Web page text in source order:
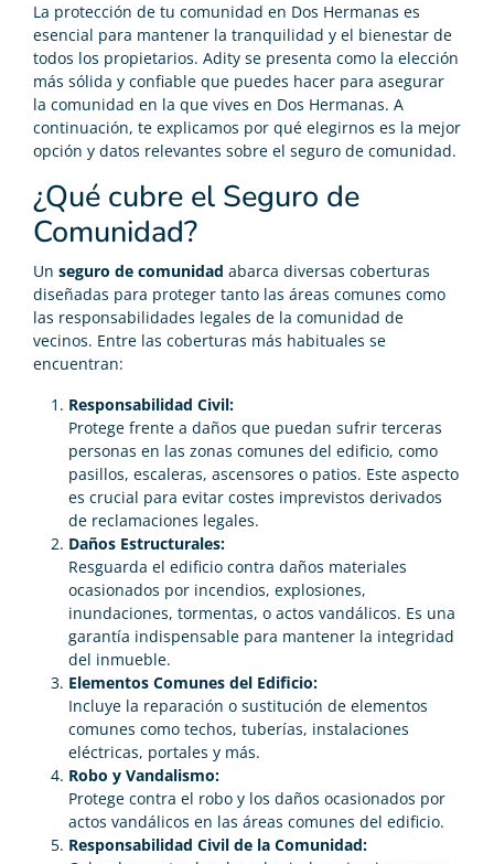
La protección de tu comunidad en Dos Hermanas es
esencial para mantener la tranquilidad y el bienestar de
todos los propietarios. Adity se presenta como la elección
más sólida y confiable que puedes hacer para asegurar
la comunidad en la que vives en Dos Hermanas. A
continuación, te explicamos por qué elegirnos es la mejor
opción y datos relevantes sobre el seguro de comunidad.
¿Qué cubre el Seguro de
Comunidad?
Un seguro de comunidad abarca diversas coberturas
diseñadas para proteger tanto las áreas comunes como
las responsabilidades legales de la comunidad de
vecinos. Entre las coberturas más habituales se
encuentran:
Responsabilidad Civil:
Protege frente a daños que puedan sufrir terceras
personas en las zonas comunes del edificio, como
pasillos, escaleras, ascensores o patios. Este aspecto
es crucial para evitar costes imprevistos derivados
de reclamaciones legales.
Daños Estructurales:
Resguarda el edificio contra daños materiales
ocasionados por incendios, explosiones,
inundaciones, tormentas, o actos vandálicos. Es una
garantía indispensable para mantener la integridad
del inmueble.
Elementos Comunes del Edificio:
Incluye la reparación o sustitución de elementos
comunes como techos, tuberías, instalaciones
eléctricas, portales y más.
Robo y Vandalismo:
Protege contra el robo y los daños ocasionados por
actos vandálicos en las áreas comunes del edificio.
Responsabilidad Civil de la Comunidad: